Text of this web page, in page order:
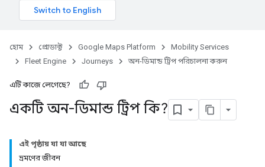
হোম প্রোডাক্ট Google Maps Platform
Mobility Services
Fleet Engine
Journeys অন-ডিমান্ড ট্রিপ পরিচালনা করুন
এটি কাজে লেগেছে?
একটি অন-ডিমান্ড ট্রিপ কি?
এই পৃষ্ঠায় যা যা আছে
ভ্রমণের জীবন